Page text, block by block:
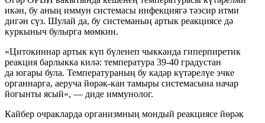
икән, бу аның иммун системасы инфекциягә тәэсир итми
дигән сүз. Шулай да, бу системаның артык реакциясе дә
куркыныч булырга мөмкин.
«Цитокиннар артык күп бүленеп чыкканда гиперпиретик
реакция барлыкка килә: температура 39-40 градустан
да югары була. Температураның бу кадәр күтәрелүе эчке
органнарга, аеруча йөрәк-кан тамыры системасына начар
йогынты ясый», — диде иммунолог.
Кайбер очракларда организмның мондый реакциясе йөрәк